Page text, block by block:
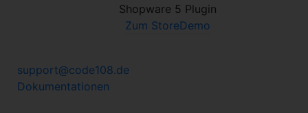
Shopware 5 Plugin
Zum StoreDemo
support@code108.de
Dokumentationen